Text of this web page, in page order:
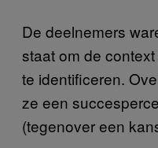
De deelnemers
staat om de
te identificeren.
ze een
(tegenover een